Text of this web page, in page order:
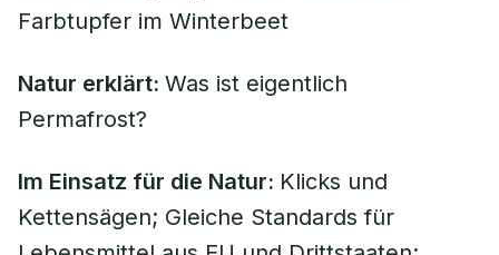
Farbtupfer im Winterbeet
Natur erklärt: Was ist eigentlich
Permafrost?
Im Einsatz für die Natur: Klicks und
Kettensägen; Gleiche Standards für